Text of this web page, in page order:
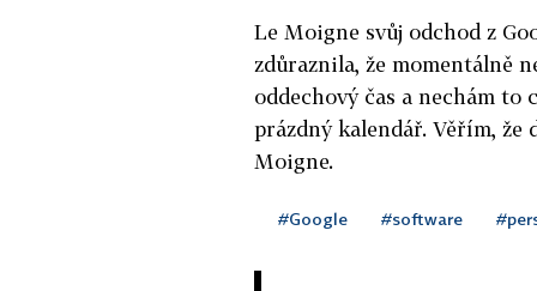
Le Moigne svůj odchod z
zdůraznila, že momentálně
oddechový čas a nechám to
prázdný kalendář. Věřím, že
Moigne.
#Google #software